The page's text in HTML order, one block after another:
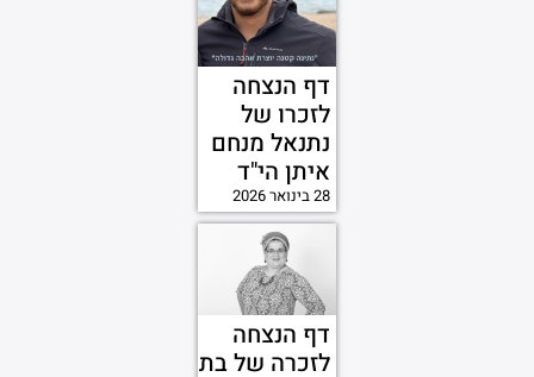
דף הנצחה
לזכרו של
נתנאל מנחם
איתן הי"ד
28 בינואר 2026
דף הנצחה
לזכרה של בת